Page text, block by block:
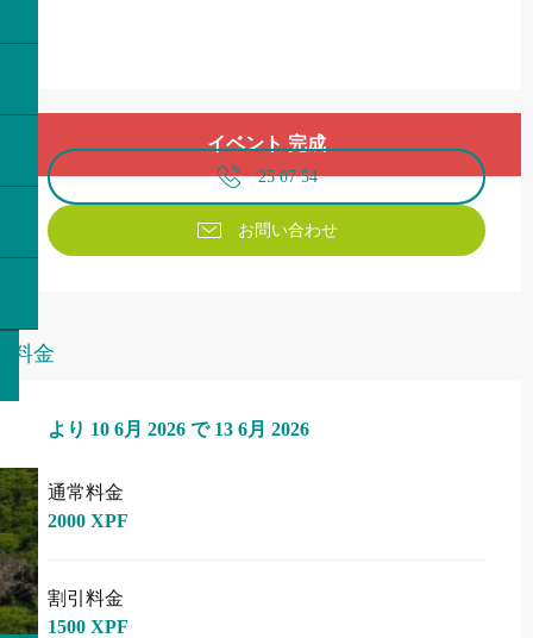
イベント 完成
25 07 54
お問い合わせ
料金
より 10 6月 2026 で13 6月 2026
より 10 6月 2026 で13 6月 2026
通常料金
2000 XPF
割引料金
1500 XPF